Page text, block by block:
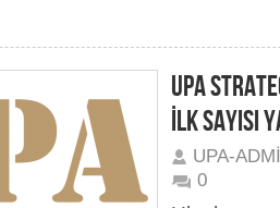
UPA
İLK SAYISI
UPA-
0